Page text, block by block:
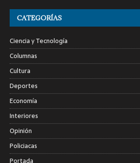
CATEGORÍAS
Ciencia y Tecnología
Columnas
Cultura
Deportes
Economía
Interiores
Opinión
Policiacas
Portada